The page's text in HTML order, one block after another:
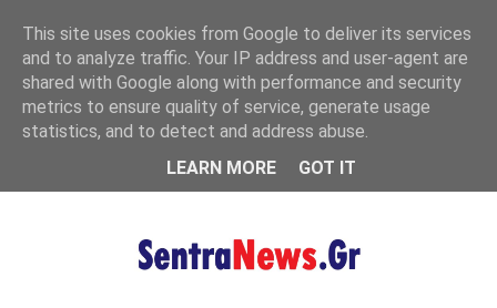
MENU
This site uses cookies from Google to deliver its services
and to analyze traffic. Your IP address and user-agent are
shared with Google along with performance and security
metrics to ensure quality of service, generate usage
statistics, and to detect and address abuse.
LEARN MORE
GOT IT